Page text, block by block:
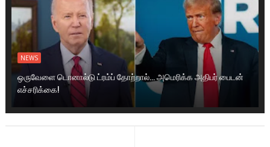
NEWS
ஒருவேளை டொனால்டு ட்ரம்ப் தோற்றால்... அமெரிக்க அதிபர் பைடன்
எச்சரிக்கை!